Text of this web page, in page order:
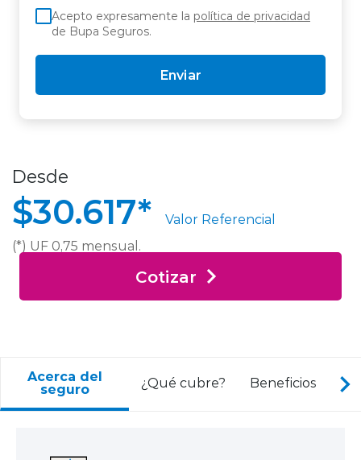
Acepto expresamente la política de privacidad
de Bupa Seguros.
Enviar
Desde
$30.617*
Valor Referencial
(*) UF 0,75 mensual.
Cotizar
Acerca del
seguro ¿Qué cubre? Beneficios